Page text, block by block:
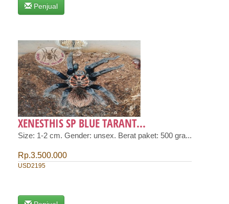
Penjual
XENESTHIS SP BLUE TARANT...
Size: 1-2 cm. Gender: unsex. Berat paket: 500 gra...
Rp.3.500.000
USD2195